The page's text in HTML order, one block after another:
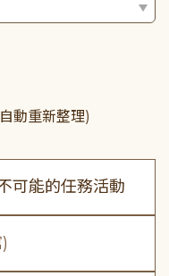
動重新整理)
可能的任務活動